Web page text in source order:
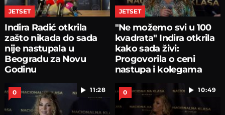
JETSET
Indira Radić otkrila
zašto nikada do sada
nije nastupala u
Beogradu za Novu
Godinu
JETSET
"Ne možemo svi u 100
kvadrata" Indira otkrila
kako sada živi:
Progovorila o ceni
nastupa i kolegama
11:28
0 10:49
0